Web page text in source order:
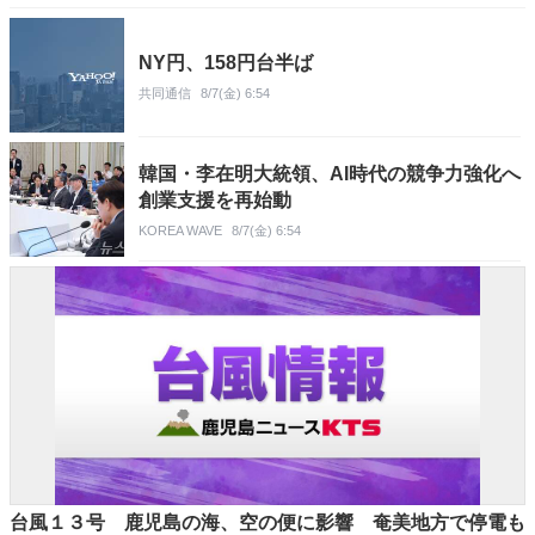
NY円、158円台半ば
共同通信 8/7(金) 6:54
韓国・李在明大統領、AI時代の競争力強化へ
創業支援を再始動
KOREA WAVE 8/7(金) 6:54
台風１３号 鹿児島の海、空の便に影響 奄美地方で停電も